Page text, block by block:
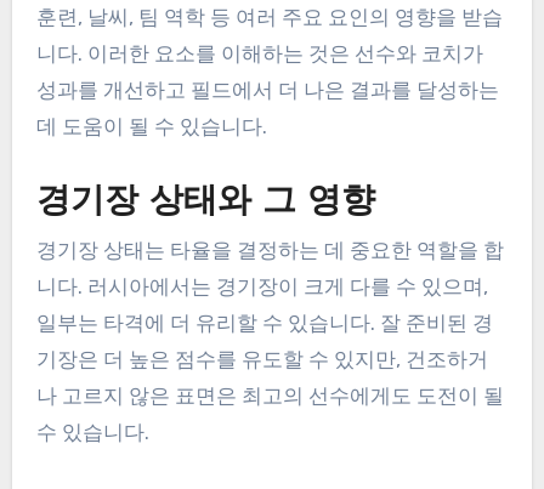
훈련, 날씨, 팀 역학 등 여러 주요 요인의 영향을 받습
니다. 이러한 요소를 이해하는 것은 선수와 코치가
성과를 개선하고 필드에서 더 나은 결과를 달성하는
데 도움이 될 수 있습니다.
경기장 상태와 그 영향
경기장 상태는 타율을 결정하는 데 중요한 역할을 합
니다. 러시아에서는 경기장이 크게 다를 수 있으며,
일부는 타격에 더 유리할 수 있습니다. 잘 준비된 경
기장은 더 높은 점수를 유도할 수 있지만, 건조하거
나 고르지 않은 표면은 최고의 선수에게도 도전이 될
수 있습니다.